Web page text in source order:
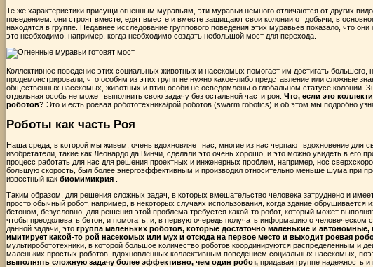
Те же характеристики присущи огненным муравьям, эти муравьи немного отличаются от других
поведением: они строят вместе, едят вместе и вместе защищают свои колонии от добычи, в
находятся в группе. Недавнее исследование группового поведения этих муравьев показало, что
это необходимо, например, когда необходимо создать небольшой мост для перехода.
Коллективное поведение этих социальных животных и насекомых помогает им достигать большего,
продемонстрировали, что особям из этих групп не нужно какое-либо представление или сложные
общественных насекомых, животных и птиц особи не осведомлены о глобальном статусе колонии.
отдельная особь не может выполнить свою задачу без остальной части роя. Что, если это
роботов? Это и есть роевая робототехника/рой роботов (swarm robotics) и об этом мы подробно
Роботы как часть Роя
Наша среда, в которой мы живем, очень вдохновляет нас, многие из нас черпают вдохновение для
изобретатели, такие как Леонардо да Винчи, сделали это очень хорошо, и это можно увидеть в его
процесс работать для нас для решения проектных и инженерных проблем, например, нос
большую скорость, был более энергоэффективным и производил относительно меньше шума при
известный как биомимикрия
Таким образом, для решения сложных задач, в которых вмешательство человека затруднено и
просто обычный робот, например, в некоторых случаях использования, когда здание
бетоном, безусловно, для решения этой проблема требуется какой-то робот, который может
чтобы преодолевать бетон, и помогать, и, в первую очередь получать информацию о
данной задачи, это группа маленьких роботов, которые достаточно маленькие и
имитирует какой-то рой насекомых или мух и отсюда на первое место и выходит роевая
мультиробототехники, в которой большое количество роботов координируются распределенным и
маленьких простых роботов, вдохновленных коллективным поведением социальных насекомых,
выполнять сложную задачу более эффективно, чем один робот, придавая группе надежность и